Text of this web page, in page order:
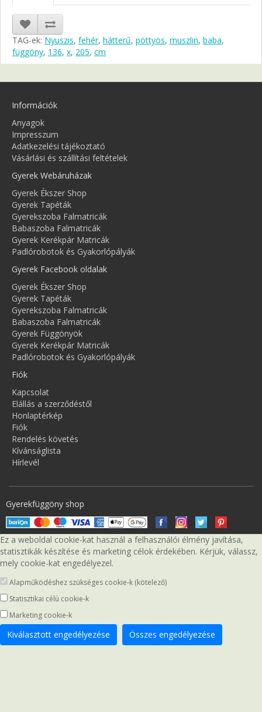
TAG-ek: Nyuszis, fehér, hátterű, pöttyös, muszlin, baba,
függöny, 136, x, 205, cm
Információk
Anyagok
Impresszum
Adatkezelési tájékoztató
Vásárlási és szállítási feltételek
Gyerek Webáruházak
Gyerek Ékszer Shop
Gyerek Tapéták
Gyerekszoba Falmatricák
Babaszoba Falmatricák
Gyerek Kerékpár Matricák
Padlórobotok és Gyakorlópályák
Gyerek Facebook oldalak
Gyerek Ékszer Shop
Gyerek Tapéták
Gyerekszoba Falmatricák
Babaszoba Falmatricák
Gyerek Függönyök
Gyerek Kerékpár Matricák
Padlórobotok és Gyakorlópályák
Fiók
Kapcsolat
Elállás a szerződéstől
Honlaptérkép
Fiók
Rendelés követés
Kívánságlista
Hírlevél
Gyerekfüggöny shop
Ez a weboldal cookie-kat használ a felhasználói élmény javítása,
statisztikák készítése és marketing célok érdekében. Kérjük, válassz,
mely cookie-kat engedélyezel.
Alapműködéshez szükséges cookie-k (kötelező)
Statisztikai célú cookie-k
Marketing cookie-k
Kiválasztott engedélyezése Összes engedélyezése